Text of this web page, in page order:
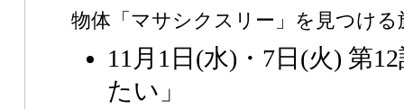
物体「マサシクスリー」を見つける
11月1日(水)・7日(火) 第
たい」